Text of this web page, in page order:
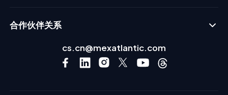
合作伙伴关系
cs.cn@mexatlantic.com